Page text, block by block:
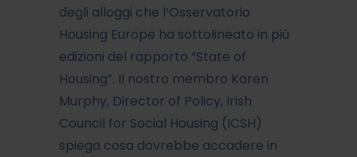
degli alloggi che l’Osservatorio
Housing Europe ha sottolineato in più
edizioni del rapporto “State of
Housing”. Il nostro membro Karen
Murphy, Director of Policy, Irish
Council for Social Housing (ICSH)
spiega cosa dovrebbe accadere in